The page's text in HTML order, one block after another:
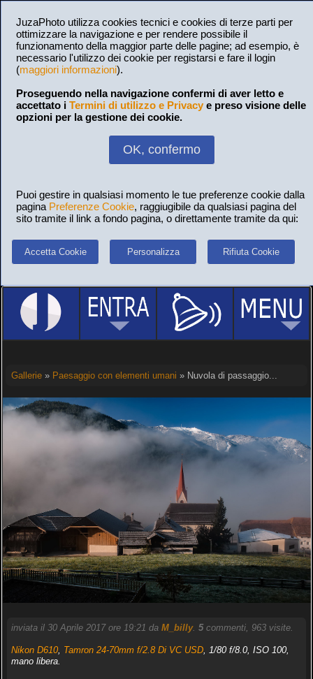
JuzaPhoto utilizza cookies tecnici e cookies di terze parti per
ottimizzare la navigazione e per rendere possibile il
funzionamento della maggior parte delle pagine; ad esempio, è
necessario l'utilizzo dei cookie per registarsi e fare il login
(maggiori informazioni).
Proseguendo nella navigazione confermi di aver letto e
accettato i Termini di utilizzo e Privacy e preso visione delle
opzioni per la gestione dei cookie.
OK, confermo
Puoi gestire in qualsiasi momento le tue preferenze cookie dalla
pagina Preferenze Cookie, raggiugibile da qualsiasi pagina del
sito tramite il link a fondo pagina, o direttamente tramite da qui:
Accetta Cookie Personalizza Rifiuta Cookie
Gallerie» Paesaggio con elementi umani » Nuvola di passaggio...
inviata il 30 Aprile 2017 ore 19:21 da M_billy. 5commenti, 963 visite.
Nikon D610, Tamron 24-70mm f/2.8 Di VC USD, 1/80 f/8.0, ISO 100,
mano libera.